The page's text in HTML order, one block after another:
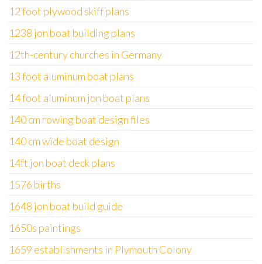
12 foot plywood skiff plans
1238 jon boat building plans
12th-century churches in Germany
13 foot aluminum boat plans
14 foot aluminum jon boat plans
140 cm rowing boat design files
140 cm wide boat design
14ft jon boat deck plans
1576 births
1648 jon boat build guide
1650s paintings
1659 establishments in Plymouth Colony